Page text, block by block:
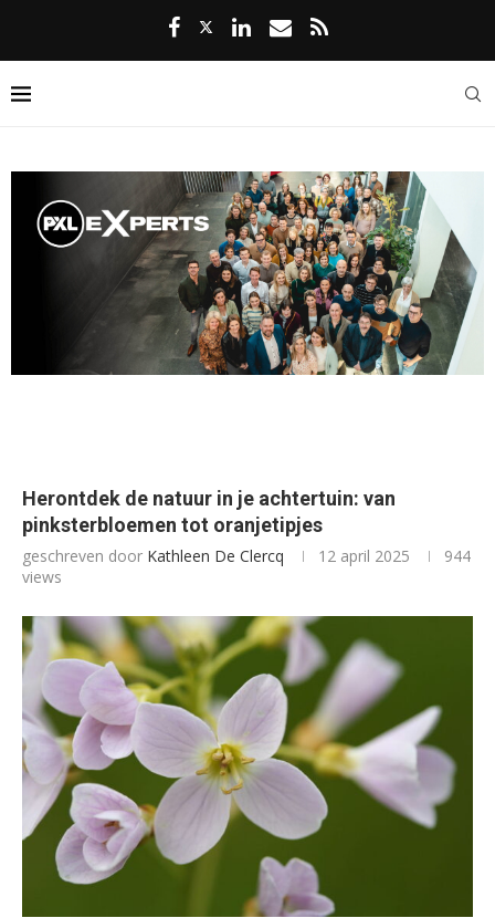
Herontdek de natuur in je achtertuin: van
pinksterbloemen tot oranjetipjes
geschreven door Kathleen De Clercq 12 april 2025
944
views